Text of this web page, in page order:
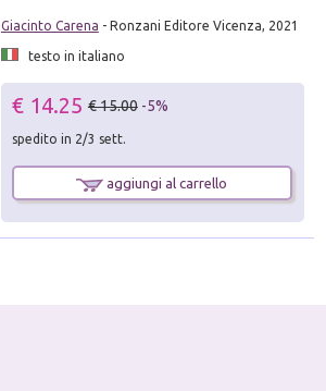
Giacinto Carena - Ronzani Editore Vicenza, 2021
testo in italiano
€ 14.25 € 15.00 -5%
spedito in 2/3 sett.
aggiungi al carrello